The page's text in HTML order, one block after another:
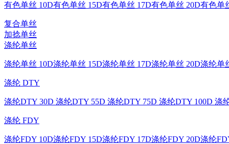
有色单丝 10D有色单丝 15D有色单丝 17D有色单丝 20D有色单
复合单丝
加捻单丝
涤纶单丝
涤纶单丝 10D涤纶单丝 15D涤纶单丝 17D涤纶单丝 20D涤纶单
涤纶 DTY
涤纶DTY 30D 涤纶DTY 55D 涤纶DTY 75D 涤纶DTY 100D 涤
涤纶 FDY
涤纶FDY 10D涤纶FDY 15D涤纶FDY 17D涤纶FDY 20D涤纶